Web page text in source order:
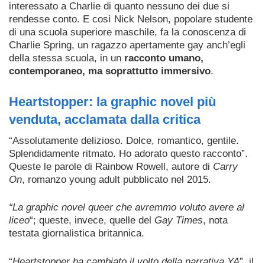
interessato a Charlie di quanto nessuno dei due si
rendesse conto. E così Nick Nelson, popolare studente
di una scuola superiore maschile, fa la conoscenza di
Charlie Spring, un ragazzo apertamente gay anch’egli
della stessa scuola, in un racconto umano,
contemporaneo, ma soprattutto immersivo.
Heartstopper: la graphic novel più
venduta, acclamata dalla critica
“Assolutamente delizioso. Dolce, romantico, gentile.
Splendidamente ritmato. Ho adorato questo racconto”.
Queste le parole di Rainbow Rowell, autore di Carry
On, romanzo young adult pubblicato nel 2015.
“La graphic novel queer che avremmo voluto avere al
liceo“; queste, invece, quelle del Gay Times, nota
testata giornalistica britannica.